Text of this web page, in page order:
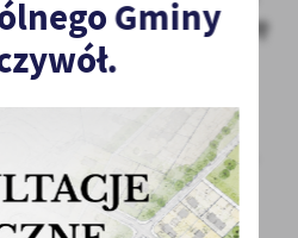
oraz stworzą listę
do projektu
Gminy